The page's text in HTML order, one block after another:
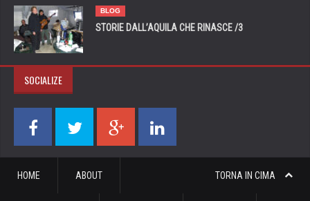
BLOG
STORIE DALL’AQUILA CHE RINASCE /3
SOCIALIZE
TORNA IN CIMA
HOME ABOUT